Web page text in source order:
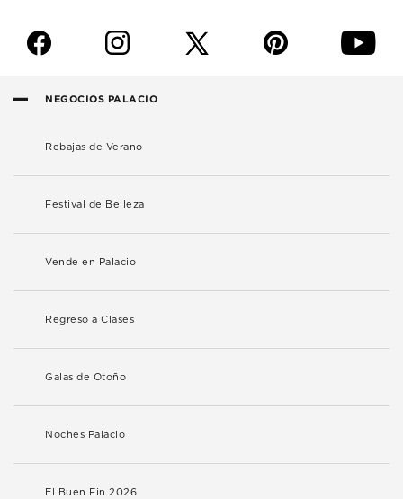
f i p y
NEGOCIOS PALACIO
Rebajas de Verano
Festival de Belleza
Vende en Palacio
Regreso a Clases
Galas de Otoño
Noches Palacio
El Buen Fin 2026